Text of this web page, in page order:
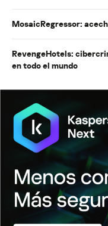
MosaicRegressor:
RevengeHotels:
en todo el mundo